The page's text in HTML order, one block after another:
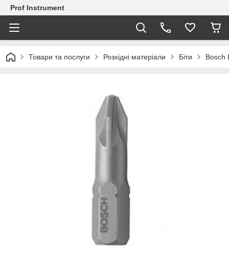
Prof Instrument
Товари та послуги Розхідні матеріали Біти Bosch